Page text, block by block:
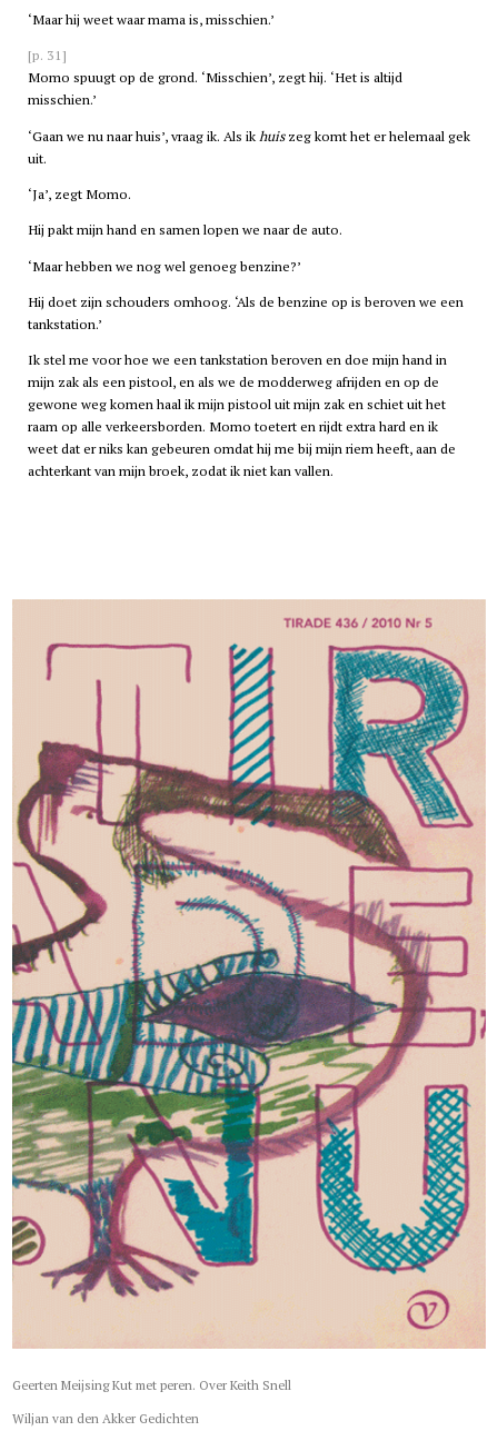
‘Maar hij weet waar mama is, misschien.’
[p. 31]
Momo spuugt op de grond. ‘Misschien’, zegt hij. ‘Het is altijd
misschien.’
‘Gaan we nu naar huis’, vraag ik. Als ikhuiszeg komt het er helemaal gek
uit.
‘Ja’, zegt Momo.
Hij pakt mijn hand en samen lopen we naar de auto.
‘Maar hebben we nog wel genoeg benzine?’
Hij doet zijn schouders omhoog. ‘Als de benzine op is beroven we een
tankstation.’
Ik stel me voor hoe we een tankstation beroven en doe mijn hand in
mijn zak als een pistool, en als we de modderweg afrijden en op de
gewone weg komen haal ik mijn pistool uit mijn zak en schiet uit het
raam op alle verkeersborden. Momo toetert en rijdt extra hard en ik
weet dat er niks kan gebeuren omdat hij me bij mijn riem heeft, aan de
achterkant van mijn broek, zodat ik niet kan vallen.
Geerten Meijsing Kut met peren. Over Keith Snell
Wiljan van den Akker Gedichten